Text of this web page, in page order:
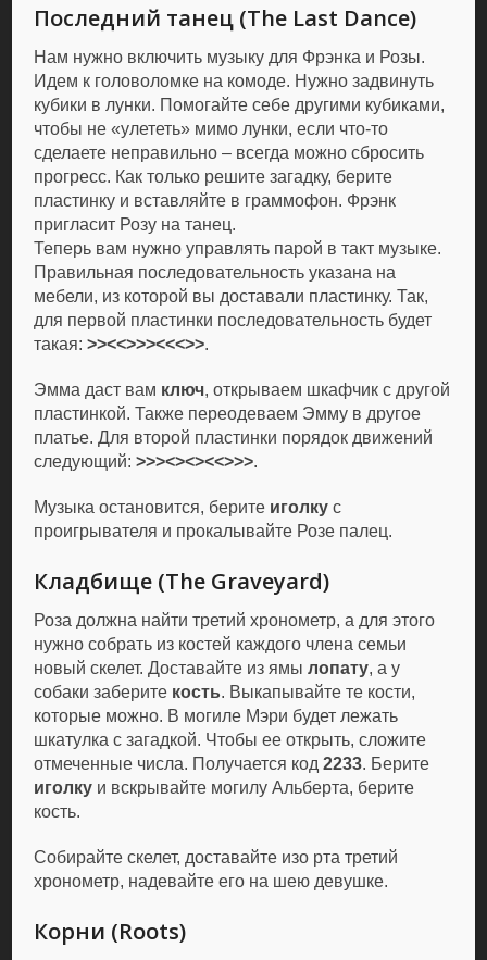
Последний танец (The Last Dance)
Нам нужно включить музыку для Фрэнка и Розы.
Идем к головоломке на комоде. Нужно задвинуть
кубики в лунки. Помогайте себе другими кубиками,
чтобы не «улететь» мимо лунки, если что-то
сделаете неправильно – всегда можно сбросить
прогресс. Как только решите загадку, берите
пластинку и вставляйте в граммофон. Фрэнк
пригласит Розу на танец.
Теперь вам нужно управлять парой в такт музыке.
Правильная последовательность указана на
мебели, из которой вы доставали пластинку. Так,
для первой пластинки последовательность будет
такая:>><<>>><<<>>.
Эмма даст вам ключ, открываем шкафчик с другой
пластинкой. Также переодеваем Эмму в другое
платье. Для второй пластинки порядок движений
следующий:>>><><><<>>>.
Музыка остановится, берите иголку с
проигрывателя и прокалывайте Розе палец.
Кладбище (The Graveyard)
Роза должна найти третий хронометр, а для этого
нужно собрать из костей каждого члена семьи
новый скелет. Доставайте из ямылопату, а у
собаки заберите кость. Выкапывайте те кости,
которые можно. В могиле Мэри будет лежать
шкатулка с загадкой. Чтобы ее открыть, сложите
отмеченные числа. Получается код2233. Берите
иголку и вскрывайте могилу Альберта, берите
кость.
Собирайте скелет, доставайте изо рта третий
хронометр, надевайте его на шею девушке.
Корни (Roots)